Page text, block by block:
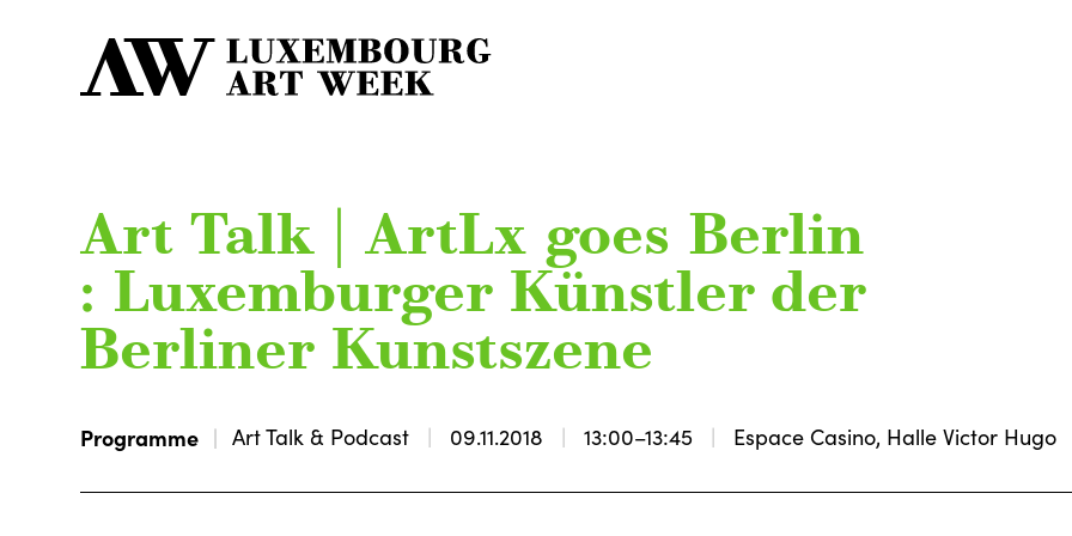
Art Talk | ArtLx goes Berlin
: Luxemburger Künstler der
Berliner Kunstszene
Programme Art Talk & Podcast 09.11.2018 13:00–13:45 Espace Casino, Halle Victor Hugo